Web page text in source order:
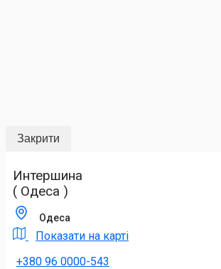
Закрити
Интершина
( Одеса )
Одеса
Показати на карті
+380 96 0000-543